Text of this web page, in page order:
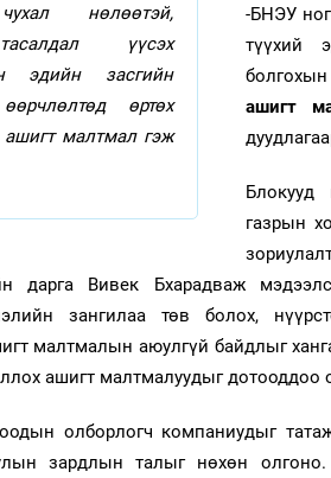
нөлөөтэй,
үүсэх
эдийн засгийн
өртөх
ашигт малтмал гэж
-БНЭУ
түүхий
ашигт
Блокууд
газрын
дарга Вивек Бхарадваж
зангилаа төв болох,
малтмалын аюулгүй байдлыг
ашигт малтмалуудыг дотооддоо
олборлогч компаниудыг
зардлын талыг нөхөн